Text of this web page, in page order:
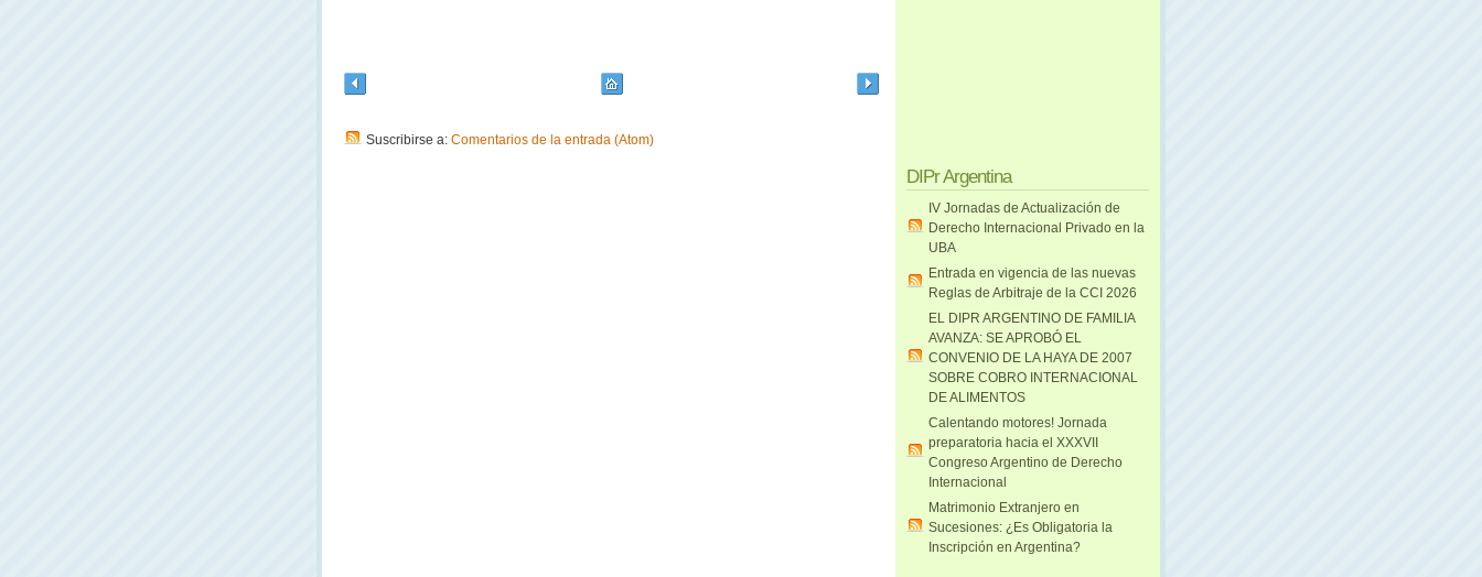
Suscribirse a: Comentarios de la entrada (Atom)
DIPr Argentina
IV Jornadas de Actualización de
Derecho Internacional Privado en la
UBA
Entrada en vigencia de las nuevas
Reglas de Arbitraje de la CCI 2026
EL DIPR ARGENTINO DE FAMILIA
AVANZA: SE APROBÓ EL
CONVENIO DE LA HAYA DE 2007
SOBRE COBRO INTERNACIONAL
DE ALIMENTOS
Calentando motores! Jornada
preparatoria hacia el XXXVII
Congreso Argentino de Derecho
Internacional
Matrimonio Extranjero en
Sucesiones: ¿Es Obligatoria la
Inscripción en Argentina?